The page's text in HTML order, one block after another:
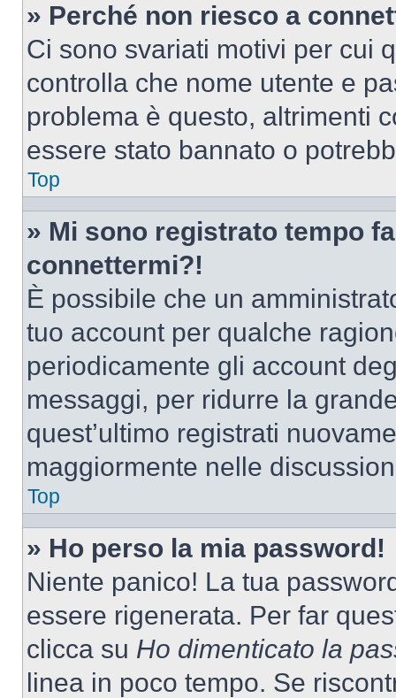
» Perché non riesco a
Ci sono svariati motivi per cui
controlla che nome utente e
problema è questo, altrimenti
essere stato bannato o
Top
» Mi sono registrato tempo
connettermi?!
È possibile che un
tuo account per qualche
periodicamente gli account
messaggi, per ridurre la
quest’ultimo registrati
maggiormente nelle
Top
» Ho perso la mia password!
Niente panico! La tua
essere rigenerata. Per far
clicca su Ho dimenticato la
linea in poco tempo. Se